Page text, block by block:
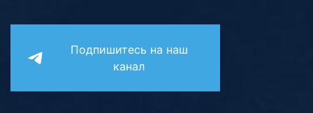
Подпишитесь на наш
канал